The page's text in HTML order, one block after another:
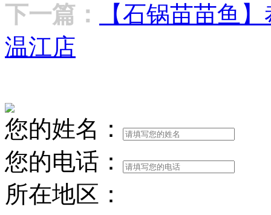
下一篇：
【石锅苗苗鱼
温江店
您的姓名：
您的电话：
所在地区：